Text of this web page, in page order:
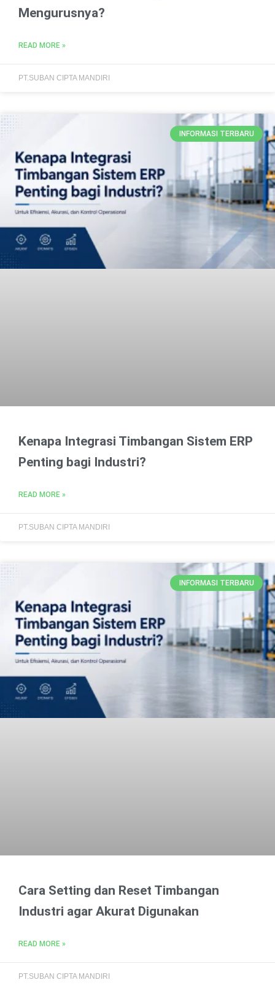
Mengurusnya?
READ MORE »
PT.SUBAN CIPTA MANDIRI
INFORMASI TERBARU
Kenapa Integrasi Timbangan Sistem ERP
Penting bagi Industri?
READ MORE »
PT.SUBAN CIPTA MANDIRI
INFORMASI TERBARU
Cara Setting dan Reset Timbangan
Industri agar Akurat Digunakan
READ MORE »
PT.SUBAN CIPTA MANDIRI